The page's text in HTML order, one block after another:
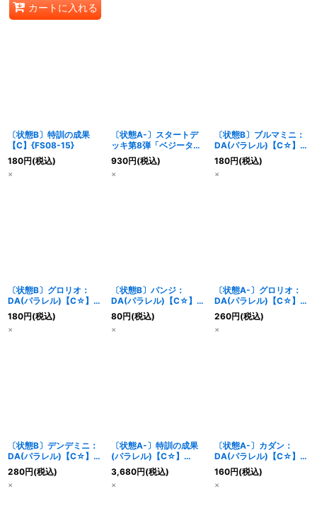
カートに入れる
〔状態B〕特訓の成果
【C】{FS08-15}
180円(税込)
×
〔状態A-〕スタートデ
ッキ第8弾「ベジータミ
ニ超サイヤ人3」【未開
封BOX】{-}
930円(税込)
×
〔状態B〕ブルマミニ：
DA(パラレル)【C☆】
{FS08-11}
180円(税込)
×
〔状態B〕グロリオ：
DA(パラレル)【C☆】
{FS08-04}
180円(税込)
×
〔状態B〕パンジ：
DA(パラレル)【C☆】
{FS08-09}
80円(税込)
×
〔状態A-〕グロリオ：
DA(パラレル)【C☆】
{FS08-04}
260円(税込)
×
〔状態B〕デンデミニ：
DA(パラレル)【C☆】
{FS08-07}
280円(税込)
×
〔状態A-〕特訓の成果
(パラレル)【C☆】
{FS08-15}
3,680円(税込)
×
〔状態A-〕カダン：
DA(パラレル)【C☆】
{FS08-02}
160円(税込)
×